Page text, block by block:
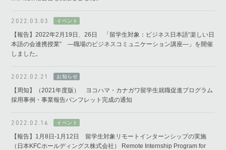
2022.03.03
【報告】2022年2月19日、26日 「留学生対象：ビジネス日本語“楽しい日
本語の会連携授業” ―職場のビジネスコミュニケーション講座―」を開催
しました。
2022.02.21
【周知】（2021年度版） ヨコハマ・カナガワ留学生就職促進プログラム
採用事例・事業報告パンフレット完成の通知
2022.02.16
【報告】1月8日-1月12日 留学生対象リモートインターンシップの実施
（日本KFCホールディングス株式会社） Remote Internship Program for